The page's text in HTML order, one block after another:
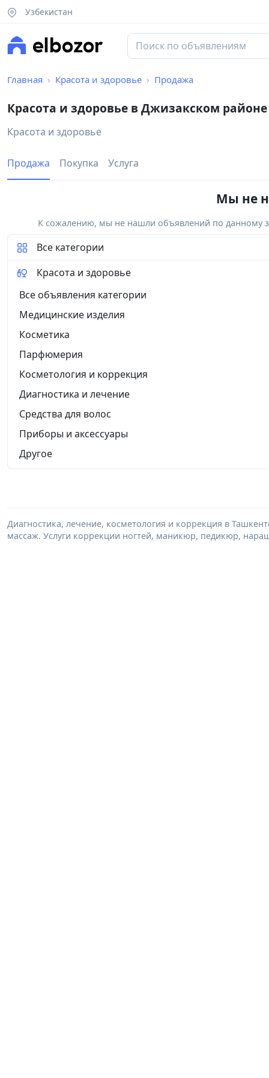
Узбекистан
Главная Красота и здоровье Продажа
Красота и здоровье в Джизакском районе
Красота и здоровье
Продажа Покупка Услуга
Мы не
К сожалению, мы не нашли объявлений по данному
Все категории
Красота и здоровье
Все объявления категории
Медицинские изделия
Косметика
Парфюмерия
Косметология и коррекция
Диагностика и лечение
Средства для волос
Приборы и аксессуары
Другое
Диагностика, лечение, косметология и коррекция в
массаж. Услуги коррекции ногтей, маникюр, педикюр,